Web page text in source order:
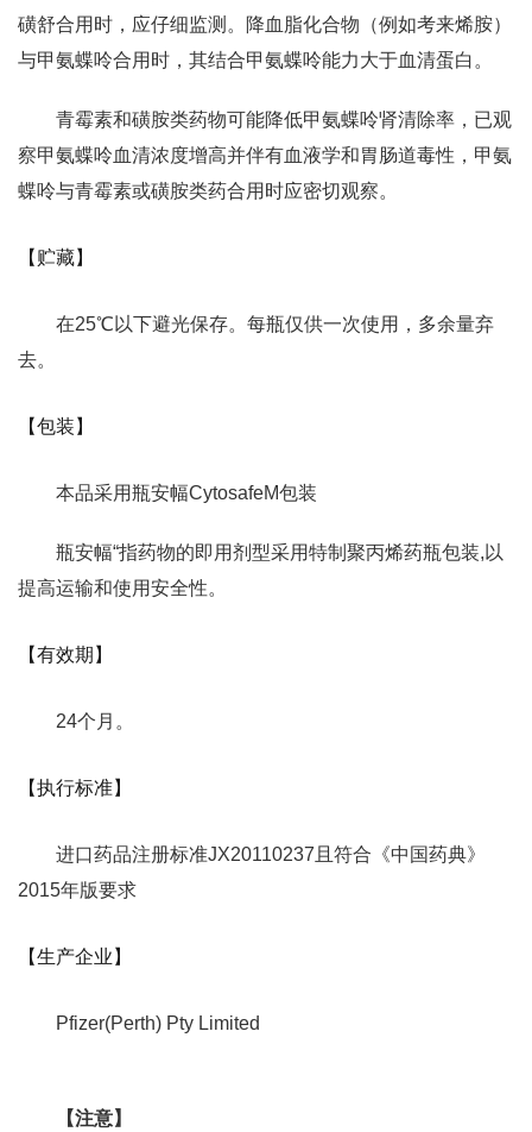
磺舒合用时，应仔细监测。降血脂化合物（例如考来烯胺）
与甲氨蝶呤合用时，其结合甲氨蝶呤能力大于血清蛋白。
青霉素和磺胺类药物可能降低甲氨蝶呤肾清除率，已观
察甲氨蝶呤血清浓度增高并伴有血液学和胃肠道毒性，甲氨
蝶呤与青霉素或磺胺类药合用时应密切观察。
【贮藏】
在25℃以下避光保存。每瓶仅供一次使用，多余量弃
去。
【包装】
本品采用瓶安幅CytosafeM包装
瓶安幅“指药物的即用剂型采用特制聚丙烯药瓶包装,以
提高运输和使用安全性。
【有效期】
24个月。
【执行标准】
进口药品注册标准JX20110237且符合《中国药典》
2015年版要求
【生产企业】
Pfizer(Perth) Pty Limited
【注意】